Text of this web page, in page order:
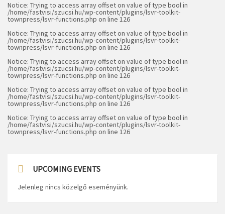
Notice: Trying to access array offset on value of type bool in
/home/fastvisi/szucsi.hu/wp-content/plugins/lsvr-toolkit-
townpress/lsvr-functions.php on line 126
Notice: Trying to access array offset on value of type bool in
/home/fastvisi/szucsi.hu/wp-content/plugins/lsvr-toolkit-
townpress/lsvr-functions.php on line 126
Notice: Trying to access array offset on value of type bool in
/home/fastvisi/szucsi.hu/wp-content/plugins/lsvr-toolkit-
townpress/lsvr-functions.php on line 126
Notice: Trying to access array offset on value of type bool in
/home/fastvisi/szucsi.hu/wp-content/plugins/lsvr-toolkit-
townpress/lsvr-functions.php on line 126
Notice: Trying to access array offset on value of type bool in
/home/fastvisi/szucsi.hu/wp-content/plugins/lsvr-toolkit-
townpress/lsvr-functions.php on line 126
UPCOMING EVENTS
Jelenleg nincs közelgő eseményünk.